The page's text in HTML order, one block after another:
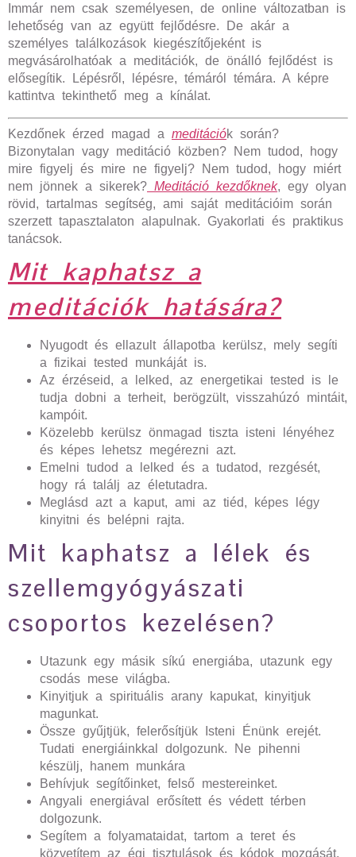
Immár nem csak személyesen, de online változatban is
lehetőség van az együtt fejlődésre. De akár a
személyes találkozások kiegészítőjeként is
megvásárolhatóak a meditációk, de önálló fejlődést is
elősegítik. Lépésről, lépésre, témáról témára. A képre
kattintva tekinthető meg a kínálat.
Kezdőnek érzed magad a meditációk során?
Bizonytalan vagy meditáció közben? Nem tudod, hogy
mire figyelj és mire ne figyelj? Nem tudod, hogy miért
nem jönnek a sikerek? Meditáció kezdőknek, egy olyan
rövid, tartalmas segítség, ami saját meditációim során
szerzett tapasztalaton alapulnak. Gyakorlati és praktikus
tanácsok.
Mit kaphatsz a
meditációk hatására?
Nyugodt és ellazult állapotba kerülsz, mely segíti
a fizikai tested munkáját is.
Az érzéseid, a lelked, az energetikai tested is le
tudja dobni a terheit, berögzült, visszahúzó mintáit,
kampóit.
Közelebb kerülsz önmagad tiszta isteni lényéhez
és képes lehetsz megérezni azt.
Emelni tudod a lelked és a tudatod, rezgését,
hogy rá találj az életutadra.
Meglásd azt a kaput, ami az tiéd, képes légy
kinyitni és belépni rajta.
Mit kaphatsz a lélek és
szellemgyógyászati
csoportos kezelésen?
Utazunk egy másik síkú energiába, utazunk egy
csodás mese világba.
Kinyitjuk a spirituális arany kapukat, kinyitjuk
magunkat.
Össze gyűjtjük, felerősítjük Isteni Énünk erejét.
Tudati energiáinkkal dolgozunk. Ne pihenni
készülj, hanem munkára
Behívjuk segítőinket, felső mestereinket.
Angyali energiával erősített és védett térben
dolgozunk.
Segítem a folyamataidat, tartom a teret és
közvetítem az égi tisztulások és kódok mozgását.